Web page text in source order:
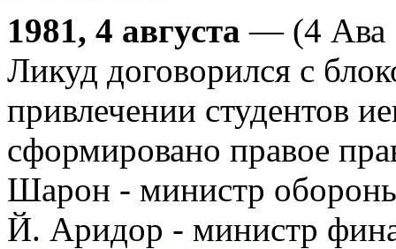
1981, 4 августа — (4 Ава
Ликуд договорился с
привлечении студентов
сформировано правое
Шарон - министр
Й. Аридор - министр